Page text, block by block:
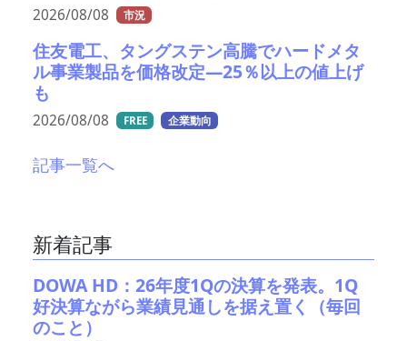
2026/08/08 市況
住友電工、タングステン高騰でハードメタ
ル事業製品を価格改定―25％以上の値上げ
も
2026/08/08 FREE 企業動向
記事一覧へ
新着記事
DOWA HD：26年度1Qの決算を発表。1Q
好決算ながら業績見通しを据え置く（毎回
のこと）